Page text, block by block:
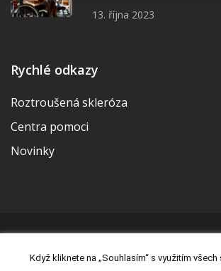
13. října 2023
Rychlé odkazy
Roztroušená skleróza
Centra pomoci
Novinky
Právní prohlášení|Prohlášení o cookies|
Když kliknete na „Souhlasím“ s využitím všech